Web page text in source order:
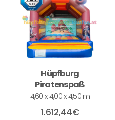
Hüpfburg
Piratenspaß
4,60 x 4,00 x 4,50 m
1.612,44€